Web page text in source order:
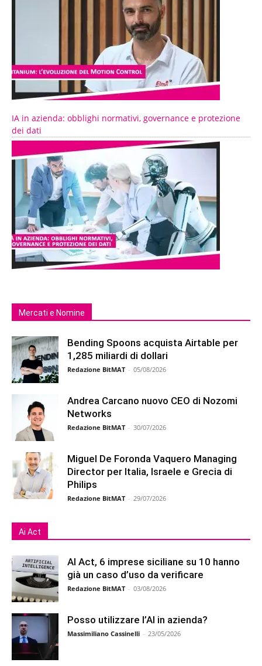
IA in azienda: obblighi normativi, governance e protezione
dei dati
Mercati e Nomine
Bending Spoons acquista Airtable per
1,285 miliardi di dollari
Redazione BitMAT - 05/08/2026
Andrea Carcano nuovo CEO di Nozomi
Networks
Redazione BitMAT - 30/07/2026
Miguel De Foronda Vaquero Managing
Director per Italia, Israele e Grecia di
Philips
Redazione BitMAT - 29/07/2026
Ai Act
AI Act, 6 imprese siciliane su 10 hanno
già un caso d’uso da verificare
Redazione BitMAT - 03/08/2026
Posso utilizzare l’AI in azienda?
Massimiliano Cassinelli - 23/05/2026